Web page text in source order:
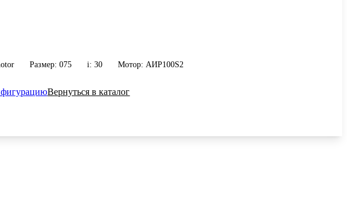
Размер: 075 i: 30 Мотор: АИР100S2
Вернуться в каталог